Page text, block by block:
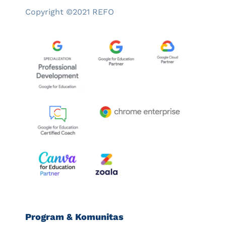
Copyright ©2021 REFO
Program & Komunitas